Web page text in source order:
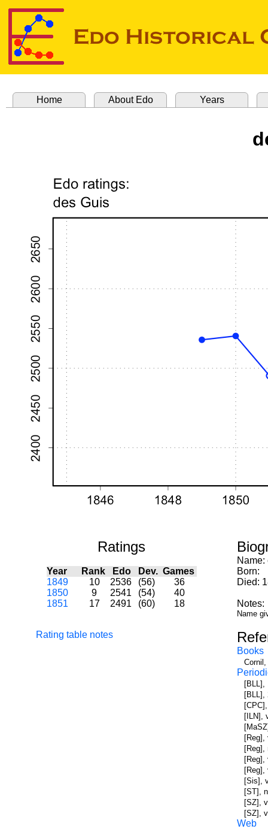
Home About Edo Years
Ratings
Year Rank Edo Dev. Games
1849
10 2536 (56)
36
1850
9 2541 (54)
40
1851
17 2491 (60) 18
Rating table notes
Name:
Born:
Died:
Notes:
Name
Books
[BLL],
[BLL],
[ILN],
[Reg],
[Reg],
[Reg],
[Reg],
[Sis],
[ST],
[SZ],
[SZ],
Web